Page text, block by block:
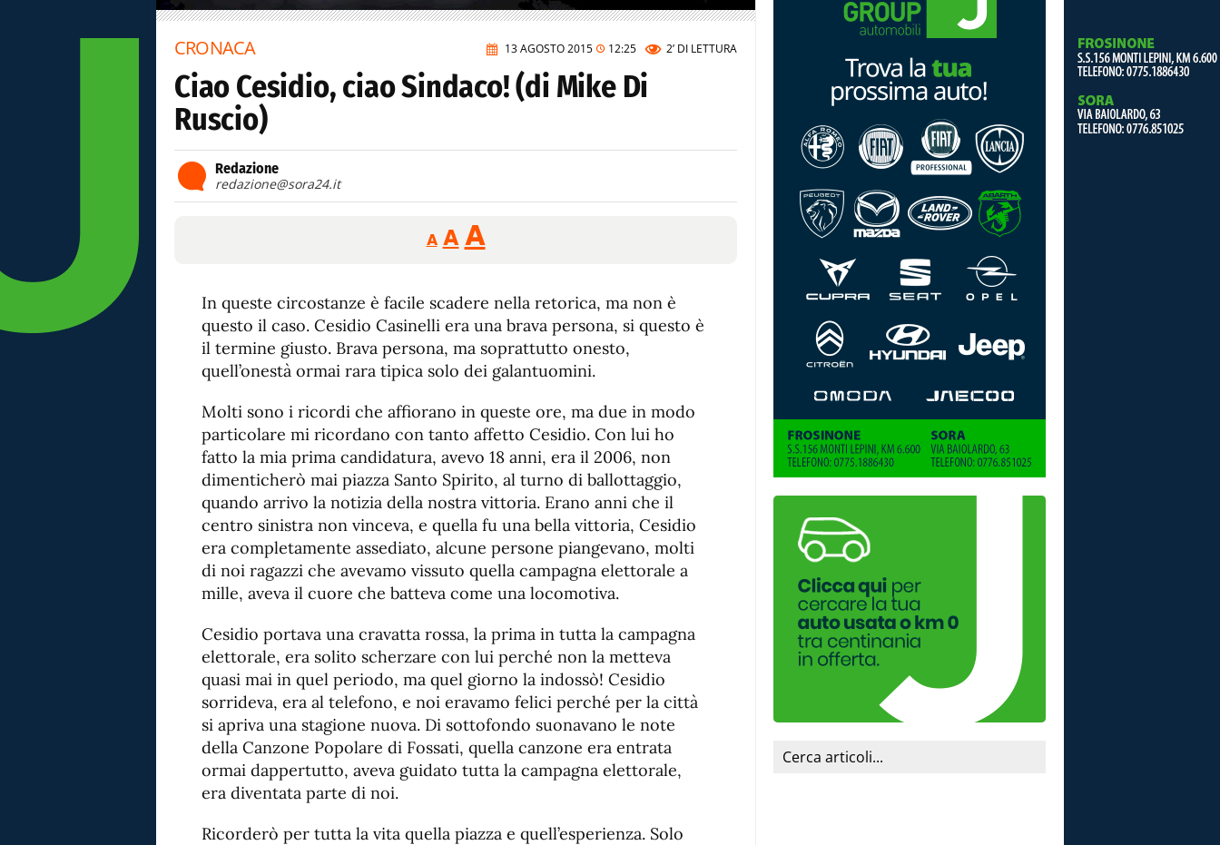
13 AGOSTO 2015 12:25 2’ DI LETTURA
CRONACA
Ciao Cesidio, ciao Sindaco! (di Mike Di
Ruscio)
Redazione
redazione@sora24.it
A
Reducir
tamaño
A Restablecer
tamaño
de
fuente
AAumentar
de
fuente.
In queste circostanze è facile scadere nella retorica, ma non è
questo il caso. Cesidio Casinelli era una brava persona, si questo è
il termine giusto. Brava persona, ma soprattutto onesto,
quell’onestà ormai rara tipica solo dei galantuomini.
Molti sono i ricordi che affiorano in queste ore, ma due in modo
particolare mi ricordano con tanto affetto Cesidio. Con lui ho
fatto la mia prima candidatura, avevo 18 anni, era il 2006, non
dimenticherò mai piazza Santo Spirito, al turno di ballottaggio,
quando arrivo la notizia della nostra vittoria. Erano anni che il
centro sinistra non vinceva, e quella fu una bella vittoria, Cesidio
era completamente assediato, alcune persone piangevano, molti
di noi ragazzi che avevamo vissuto quella campagna elettorale a
mille, aveva il cuore che batteva come una locomotiva.
Cesidio portava una cravatta rossa, la prima in tutta la campagna
elettorale, era solito scherzare con lui perché non la metteva
quasi mai in quel periodo, ma quel giorno la indossò! Cesidio
sorrideva, era al telefono, e noi eravamo felici perché per la città
si apriva una stagione nuova. Di sottofondo suonavano le note
della Canzone Popolare di Fossati, quella canzone era entrata
ormai dappertutto, aveva guidato tutta la campagna elettorale,
era diventata parte di noi.
Ricorderò per tutta la vita quella piazza e quell’esperienza. Solo